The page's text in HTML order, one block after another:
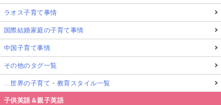
ラオス子育て事情
国際結婚家庭の子育て事情
中国子育て事情
その他のタグ一覧
…世界の子育て・教育スタイル一覧
子供英語＆親子英語